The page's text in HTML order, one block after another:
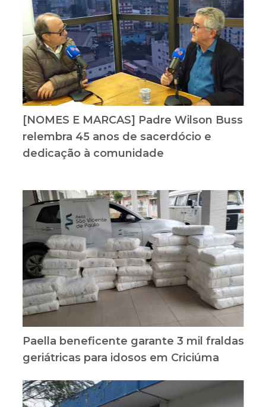
[NOMES E MARCAS] Padre Wilson Buss
relembra 45 anos de sacerdócio e
dedicação à comunidade
Paella beneficente garante 3 mil fraldas
geriátricas para idosos em Criciúma